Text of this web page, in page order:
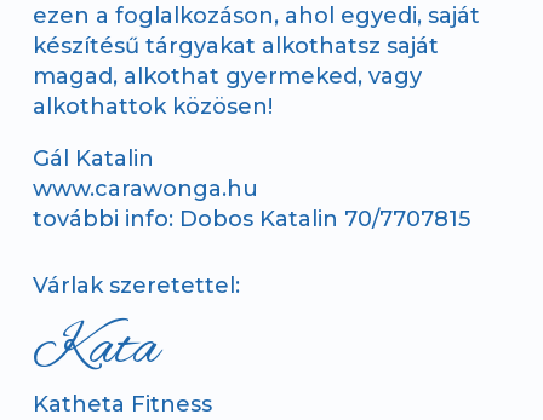
ezen a foglalkozáson, ahol egyedi, saját
készítésű tárgyakat alkothatsz saját
magad, alkothat gyermeked, vagy
alkothattok közösen!
Gál Katalin
www.carawonga.hu
további info: Dobos Katalin 70/7707815
Várlak szeretettel:
Kata
Katheta Fitness